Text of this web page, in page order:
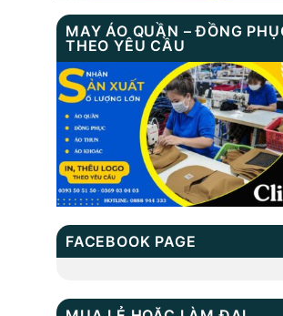
CẶP LAPTOP MS:
TN 4003
Balo Laptop Công
Sở Xbags Modern
MAY ÁO QUẦN – ĐỒNG
THEO YÊU CẦU
FACEBOOK PAGE